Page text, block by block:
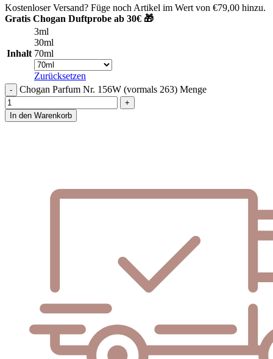
Kostenloser Versand? Füge noch Artikel im Wert von €79,00 hinzu.
Gratis Chogan Duftprobe ab 30€ 🎁
Inhalt
3ml
30ml
70ml
Zurücksetzen
Chogan Parfum Nr. 156W (vormals 263) Menge
In den Warenkorb